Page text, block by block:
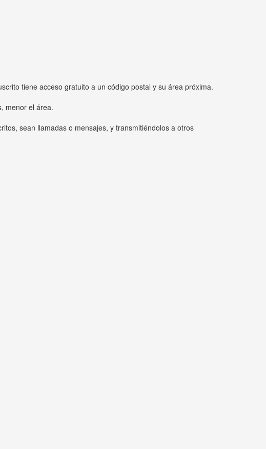
tiene acceso gratuito a un código postal y su área próxima.
menor el área.
sean llamadas o mensajes, y transmitiéndolos a otros